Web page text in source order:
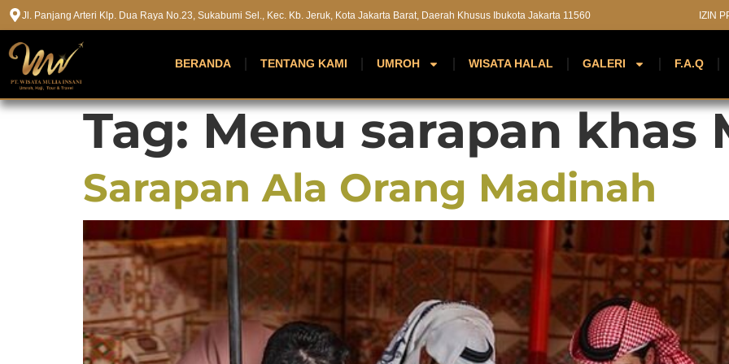
Jl. Panjang Arteri Klp. Dua Raya No.23, Sukabumi Sel., Kec. Kb. Jeruk, Kota Jakarta Barat, Daerah Khusus Ibukota Jakarta 11560 IZIN
BERANDA TENTANG KAMI UMROH WISATA HALAL GALERI F.A.Q
Tag:Menu sarapan khas
Sarapan Ala Orang Madinah